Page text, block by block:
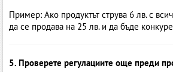
Пример: Ако продуктът струва 6 лв. с
да се продава на 25 лв. и да бъде
5. Проверете регулациите още преди